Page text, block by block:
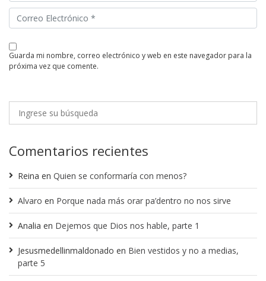
guarda mi nombre, correo electrónico y web en este navegador para la
próxima vez que comente.
Comentarios recientes
Reina en Quien se conformaría con menos?
Alvaro en Porque nada más orar pa’dentro no nos sirve
Analia en Dejemos que Dios nos hable, parte 1
Jesusmedellinmaldonado en Bien vestidos y no a medias,
parte 5